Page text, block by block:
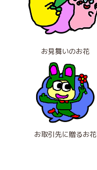
お見舞いのお花
お取引先に贈るお花